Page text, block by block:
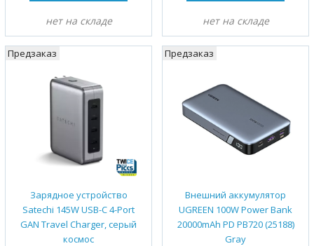
нет на складе нет на складе
Зарядное устройство
Satechi 145W USB-C 4-Port
GAN Travel Charger, серый
космос
Предзаказ
Внешний аккумулятор
UGREEN 100W Power Bank
20000mAh PD PB720 (25188)
Gray
Предзаказ